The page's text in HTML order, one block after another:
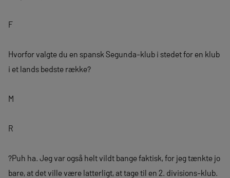
F
Hvorfor valgte du en spansk Segunda-klub i stedet for en klub
i et lands bedste række?
M
R
?Puh ha. Jeg var også helt vildt bange faktisk, for jeg tænkte jo
bare, at det ville være latterligt, at tage til en 2. divisions-klub.